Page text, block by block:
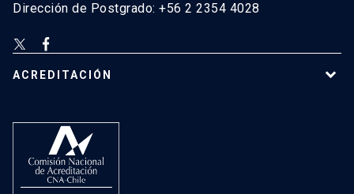
Dirección de Postgrado: +56 2 2354 4028
ACREDITACIÓN